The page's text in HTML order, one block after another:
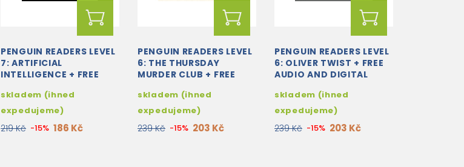
PENGUIN READERS LEVEL
7: ARTIFICIAL
INTELLIGENCE + FREE
VERSION
skladem (ihned
expedujeme)
219 Kč -15% 186 Kč
PENGUIN READERS LEVEL
6: THE THURSDAY
MURDER CLUB + FREE
VERSION
skladem (ihned
expedujeme)
239 Kč -15% 203 Kč
PENGUIN READERS LEVEL
6: OLIVER TWIST + FREE
AUDIO AND DIGITAL
skladem (ihned
expedujeme)
239 Kč -15% 203 Kč